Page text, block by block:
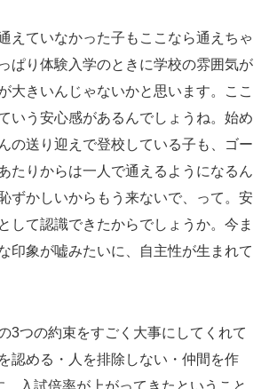
えていなかった子もここなら通えちゃ
ぱり体験入学のときに学校の雰囲気が
大きいんじゃないかと思います。ここ
いう安心感があるんでしょうね。始め
の送り迎えで登校している子も、ゴー
たりからは一人で通えるようになるん
ずかしいからもう来ないで、って。安
して認識できたからでしょうか。今ま
印象が嘘みたいに、自主性が生まれて
3つの約束をすごく大事にしてくれて
認める・人を排除しない・仲間を作
。入試倍率が上がってきたということ